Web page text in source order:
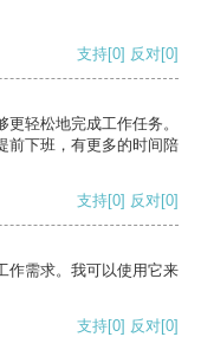
支持[0] 反对[0]
轻松地完成工作任务。
前下班，有更多的时间陪
支持[0] 反对[0]
作需求。我可以使用它来
支持[0] 反对[0]